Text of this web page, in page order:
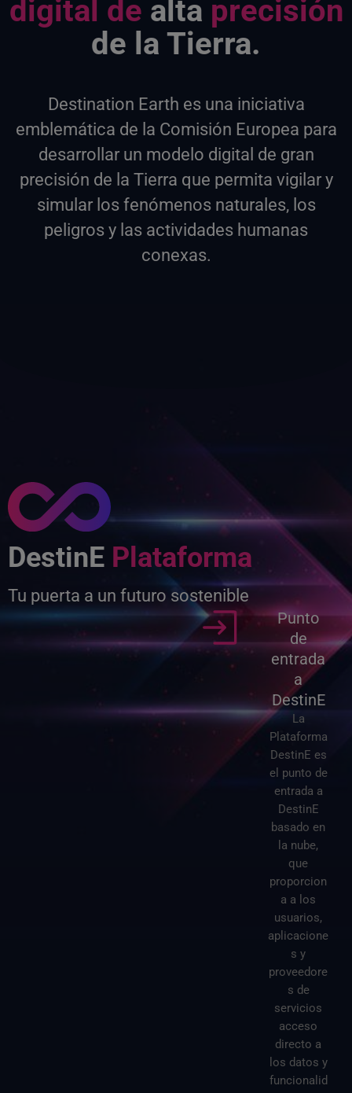
digital de alta precisión
de la Tierra.
Destination Earth es una iniciativa
emblemática de la Comisión Europea para
desarrollar un modelo digital de gran
precisión de la Tierra que permita vigilar y
simular los fenómenos naturales, los
peligros y las actividades humanas
conexas.
DestinE Plataforma
Tu puerta a un futuro sostenible
Punto
de
entrada
a
DestinE
La
Plataforma
DestinE es
el punto de
entrada a
DestinE
basado en
la nube,
que
proporcion
a a los
usuarios,
aplicacione
s y
proveedore
s de
servicios
acceso
directo a
los datos y
funcionalid